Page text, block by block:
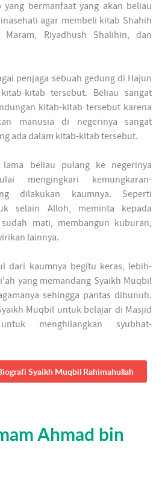
bermanfaat yang akan beliau
agar membeli kitab Shahih
Maram, Riyadhush Shalihin, dan
penjaga sebuah gedung di Hajun
kitab tersebut. Beliau sangat
kitab-kitab tersebut karena
manusia di negerinya sangat
ada dalam kitab-kitab tersebut.
lama beliau pulang ke negerinya
mengingkari kemungkaran-
dilakukan kaumnya. Seperti
selain Alloh, meminta kepada
mati, membangun kuburan,
lainnya.
dari kaumnya begitu keras, lebih-
yang memandang Syaikh Muqbil
sehingga pantas dibunuh.
Muqbil untuk belajar di Masjid
menghilangkan syubhat-
Syaikh Muqbil Rahimahullah
Ahmad bin